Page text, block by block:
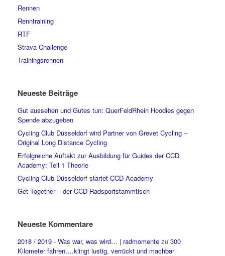
Rennen
Renntraining
RTF
Strava Challenge
Trainingsrennen
Neueste Beiträge
Gut aussehen und Gutes tun: QuerFeldRhein Hoodies gegen
Spende abzugeben
Cycling Club Düsseldorf wird Partner von Grevet Cycling –
Original Long Distance Cycling
Erfolgreiche Auftakt zur Ausbildung für Guides der CCD
Academy: Teil 1 Theorie
Cycling Club Düsseldorf startet CCD Academy
Get Together – der CCD Radsportstammtisch
Neueste Kommentare
2018 / 2019 - Was war, was wird… | radmomente zu 300
Kilometer fahren….klingt lustig, verrückt und machbar